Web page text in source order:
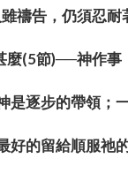
禱告，仍須忍耐
麼(5節)──神作
是逐步的帶領；
好的留給順服祂